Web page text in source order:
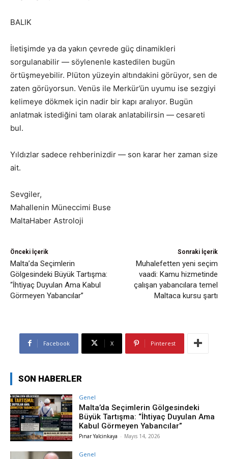
BALIK
İletişimde ya da yakın çevrede güç dinamikleri
sorgulanabilir — söylenenle kastedilen bugün
örtüşmeyebilir. Plüton yüzeyin altındakini görüyor, sen de
zaten görüyorsun. Venüs ile Merkür’ün uyumu ise sezgiyi
kelimeye dökmek için nadir bir kapı aralıyor. Bugün
anlatmak istediğini tam olarak anlatabilirsin — cesareti
bul.
Yıldızlar sadece rehberinizdir — son karar her zaman size
ait.
Sevgiler,
Mahallenin Müneccimi Buse
MaltaHaber Astroloji
Önceki İçerik
Malta’da Seçimlerin
Gölgesindeki Büyük Tartışma:
“İhtiyaç Duyulan Ama Kabul
Görmeyen Yabancılar”
Sonraki İçerik
Muhalefetten yeni seçim
vaadi: Kamu hizmetinde
çalışan yabancılara temel
Maltaca kursu şartı
Facebook X Pinterest
SON HABERLER
Genel
Malta’da Seçimlerin Gölgesindeki
Büyük Tartışma: “İhtiyaç Duyulan Ama
Kabul Görmeyen Yabancılar”
Pınar Yalcinkaya - Mayıs 14, 2026
Genel